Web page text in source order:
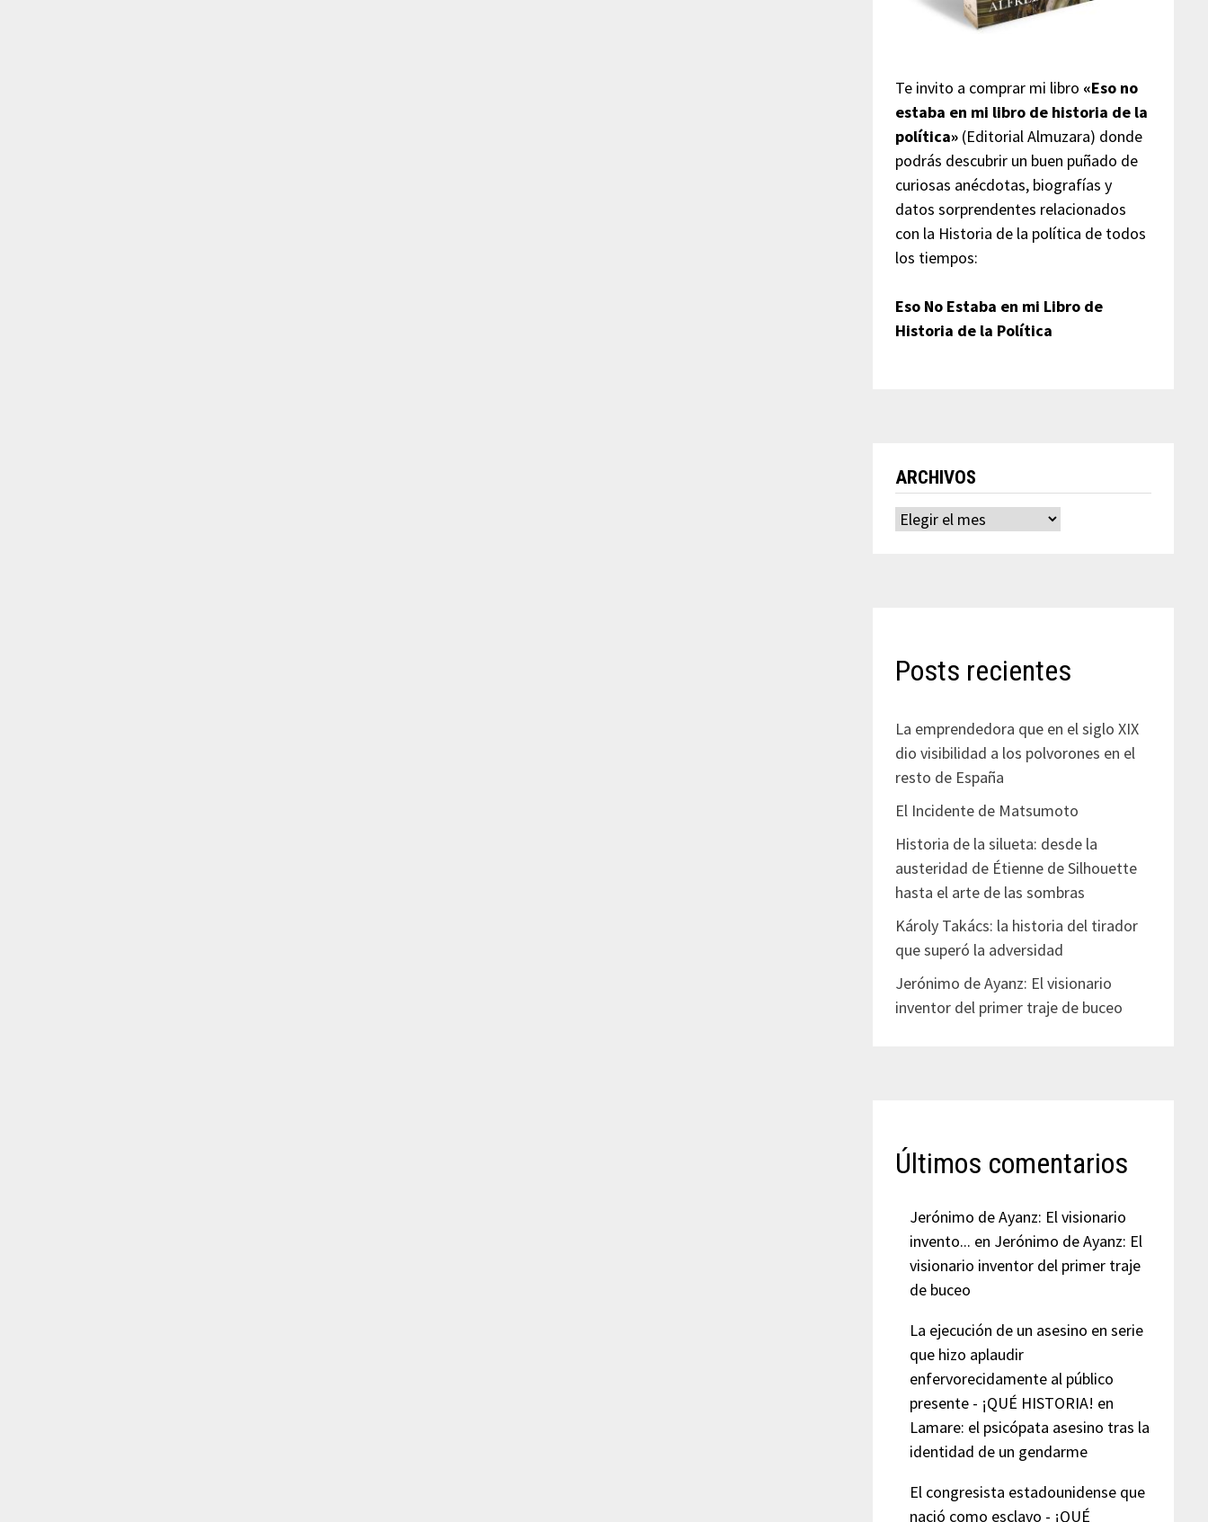
Te invito a comprar mi libro «Eso no
estaba en mi libro de historia de la
política»(Editorial Almuzara) donde
podrás descubrir un buen puñado de
curiosas anécdotas, biografías y
datos sorprendentes relacionados
con la Historia de la política de todos
los tiempos:
Eso No Estaba en mi Libro de
Historia de la Política
ARCHIVOS
Archivos
Posts recientes
La emprendedora que en el siglo XIX
dio visibilidad a los polvorones en el
resto de España
El Incidente de Matsumoto
Historia de la silueta: desde la
austeridad de Étienne de Silhouette
hasta el arte de las sombras
Károly Takács: la historia del tirador
que superó la adversidad
Jerónimo de Ayanz: El visionario
inventor del primer traje de buceo
Últimos comentarios
Jerónimo de Ayanz: El visionario
invento... en Jerónimo de Ayanz: El
visionario inventor del primer traje
de buceo
La ejecución de un asesino en serie
que hizo aplaudir
enfervorecidamente al público
presente - ¡QUÉ HISTORIA! en
Lamare: el psicópata asesino tras la
identidad de un gendarme
El congresista estadounidense que
nació como esclavo - ¡QUÉ